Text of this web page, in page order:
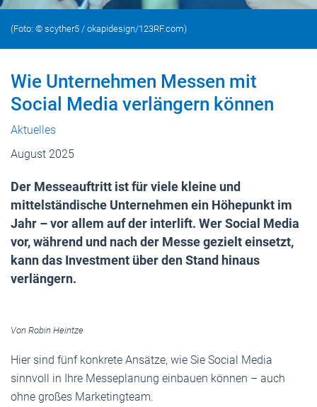
(Foto: © scyther5 / okapidesign/123RF.com)
Wie Unternehmen Messen mit
Social Media verlängern können
Aktuelles
August 2025
Der Messeauftritt ist für viele kleine und
mittelständische Unternehmen ein Höhepunkt im
Jahr – vor allem auf der interlift. Wer Social Media
vor, während und nach der Messe gezielt einsetzt,
kann das Investment über den Stand hinaus
verlängern.
Von Robin Heintze
Hier sind fünf konkrete Ansätze, wie Sie Social Media
sinnvoll in Ihre Messeplanung einbauen können – auch
ohne großes Marketingteam.